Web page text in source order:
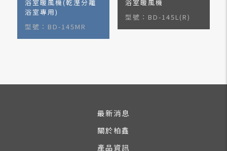
浴室暖風機(乾溼分離
浴室專用)
型號：BD-145MR
浴室暖風機
型號：BD-145L(R)
最新消息
關於柏鑫
產品資訊